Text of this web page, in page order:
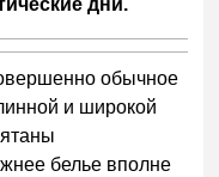
дни.
обычное
и широкой
белье вполне